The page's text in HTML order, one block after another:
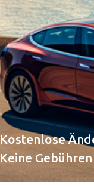
Kostenlose
Keine